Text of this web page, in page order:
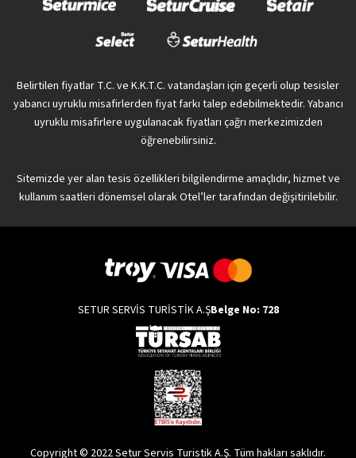
Belirtilen fiyatlar T.C. ve K.K.T.C. vatandaşları için geçerli olup tesisler
yabancı uyruklu misafirlerden fiyat farkı talep edebilmektedir. Yabancı
uyruklu misafirlere uygulanacak fiyatları çağrı merkezimizden
öğrenebilirsiniz.
Sitemizde yer alan tesis özellikleri bilgilendirme amaçlıdır, hizmet ve
kullanım saatleri dönemsel olarak Otel’ler tarafından değişitirilebilir.
SETUR SERVİS TURİSTİK A.ŞBelge No: 728
Copyright © 2022 Setur Servis Turistik A.Ş. Tüm hakları saklıdır.